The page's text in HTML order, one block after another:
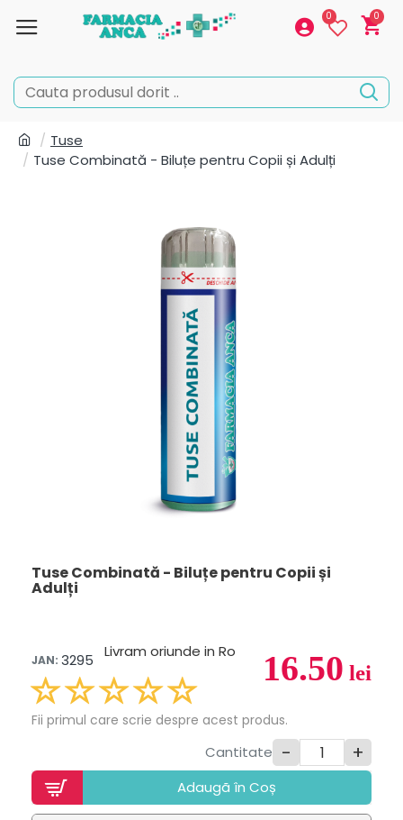
0 0
Tuse
Tuse Combinată - Biluțe pentru Copii și Adulți
Tuse Combinată - Biluțe pentru Copii și
Adulți
16.50 lei
JAN: 3295 Livram oriunde in Ro
Fii primul care scrie despre acest produs.
Cantitate - +
Adaugã în Coș